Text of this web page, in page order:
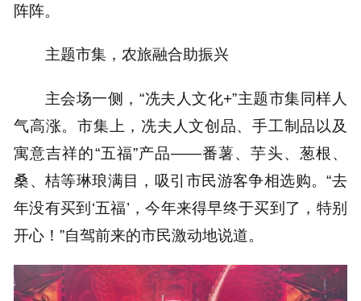
阵阵。
主题市集，农旅融合助振兴
主会场一侧，“冼夫人文化+”主题市集同样人
气高涨。市集上，冼夫人文创品、手工制品以及
寓意吉祥的“五福”产品——番薯、芋头、葱根、
桑、桔等琳琅满目，吸引市民游客争相选购。“去
年没有买到‘五福’，今年来得早终于买到了，特别
开心！”自驾前来的市民激动地说道。